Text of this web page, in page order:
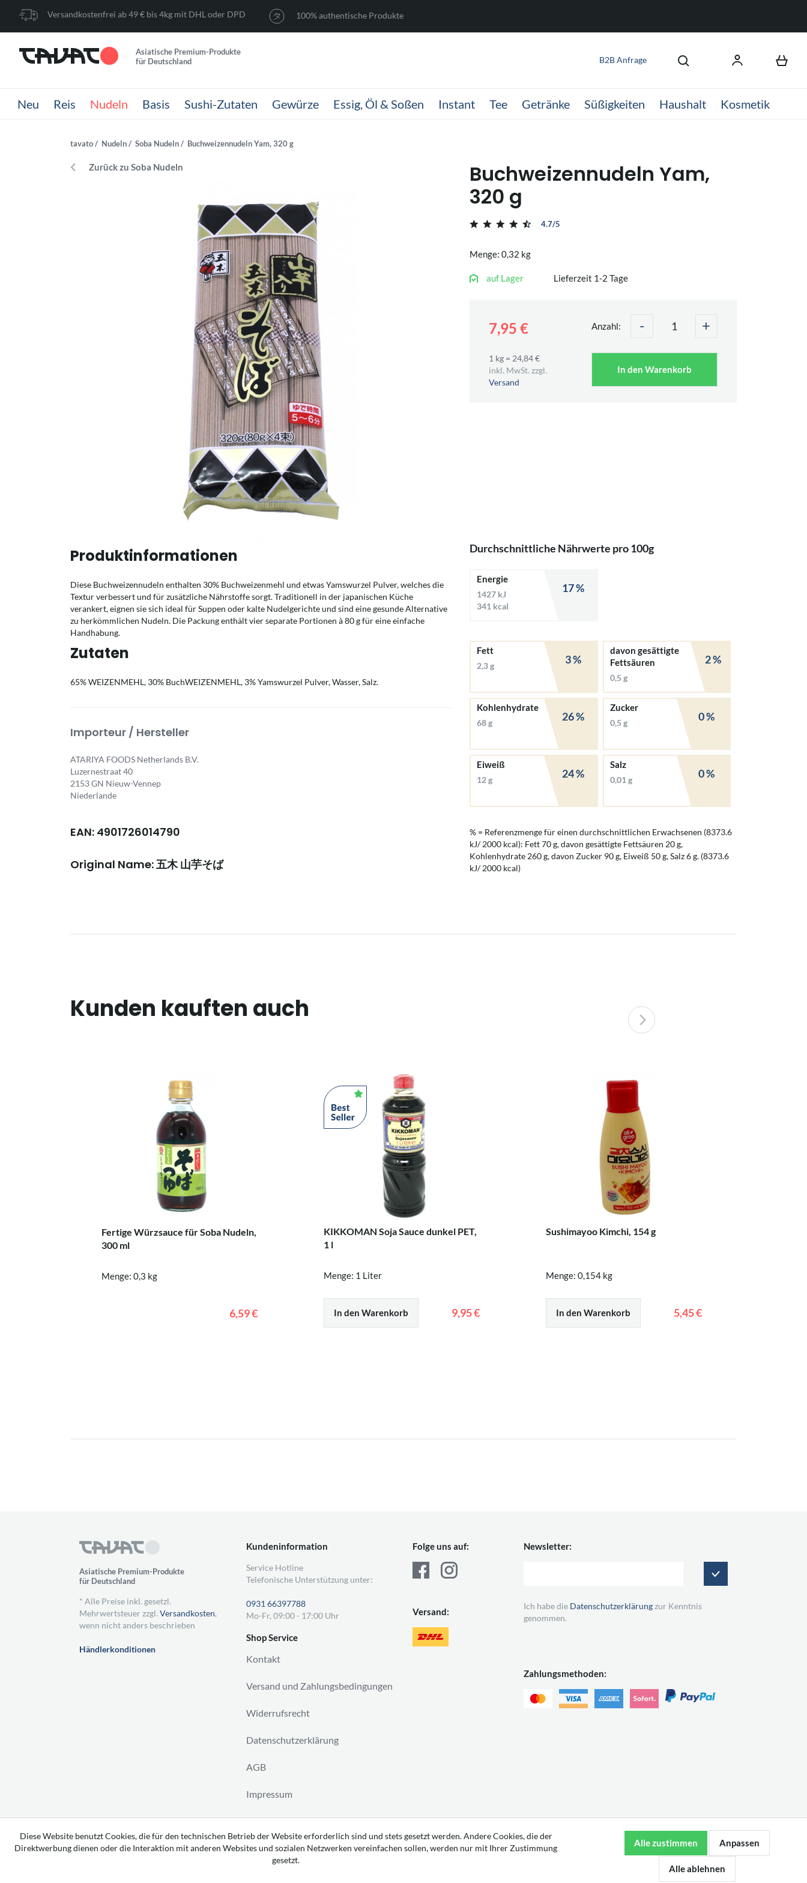
Versandkostenfrei ab 49 € bis 4kg mit DHL oder DPD 100% authentische Produkte
Asiatische Premium-Produkte
für Deutschland
B2B Anfrage
Neu Reis Nudeln Basis Sushi-Zutaten Gewürze Essig, Öl & Soßen Instant Tee Getränke Süßigkeiten Haushalt Kosmetik
tavato Nudeln Soba Nudeln Buchweizennudeln Yam, 320 g
Zurück zu Soba Nudeln
Buchweizennudeln Yam,
320 g
4.7/5
Menge: 0,32 kg
auf Lager Lieferzeit 1-2 Tage
7,95 € Anzahl: - +
1 kg = 24,84 €
inkl. MwSt. zzgl.
Versand
In den Warenkorb
Produktinformationen
Diese Buchweizennudeln enthalten 30% Buchweizenmehl und etwas Yamswurzel Pulver, welches die
Textur verbessert und für zusätzliche Nährstoffe sorgt. Traditionell in der japanischen Küche
verankert, eignen sie sich ideal für Suppen oder kalte Nudelgerichte und sind eine gesunde Alternative
zu herkömmlichen Nudeln. Die Packung enthält vier separate Portionen à 80 g für eine einfache
Handhabung.
Zutaten
65% WEIZENMEHL, 30% BuchWEIZENMEHL, 3% Yamswurzel Pulver, Wasser, Salz.
Importeur / Hersteller
ATARIYA FOODS Netherlands B.V.
Luzernestraat 40
2153 GN Nieuw-Vennep
Niederlande
EAN: 4901726014790
Original Name: 五木 山芋そば
Durchschnittliche Nährwerte pro 100g
Energie
1427 kJ
341 kcal
17 %
Fett
2,3 g 3 %
davon gesättigte
Fettsäuren
0,5 g
2 %
Kohlenhydrate
68 g 26 %
Zucker
0,5 g 0 %
Eiweiß
12 g 24 %
Salz
0,01 g 0 %
% = Referenzmenge für einen durchschnittlichen Erwachsenen (8373.6
kJ/ 2000 kcal): Fett 70 g, davon gesättigte Fettsäuren 20 g,
Kohlenhydrate 260 g, davon Zucker 90 g, Eiweiß 50 g, Salz 6 g. (8373.6
kJ/ 2000 kcal)
Kunden kauften auch
Fertige Würzsauce für Soba Nudeln,
300 ml
Menge: 0,3 kg
6,59 €
KIKKOMAN Soja Sauce dunkel PET,
1 l
Menge: 1 Liter
In den Warenkorb 9,95 €
Sushimayoo Kimchi, 154 g
Menge: 0,154 kg
In den Warenkorb 5,45 €
Asiatische Premium-Produkte
für Deutschland
* Alle Preise inkl. gesetzl.
Mehrwertsteuer zzgl. Versandkosten,
wenn nicht anders beschrieben
Händlerkonditionen
Kundeninformation
Service Hotline
Telefonische Unterstützung unter:
0931 66397788
Mo-Fr, 09:00 - 17:00 Uhr
Shop Service
Kontakt
Versand und Zahlungsbedingungen
Widerrufsrecht
Datenschutzerklärung
AGB
Impressum
Vertrag widerrufen
Folge uns auf:
Versand:
Newsletter:
Ich habe die Datenschutzerklärungzur Kenntnis
genommen.
Zahlungsmethoden:
Diese Website benutzt Cookies, die für den technischen Betrieb der Website erforderlich sind und stets gesetzt werden. Andere Cookies, die der
Direktwerbung dienen oder die Interaktion mit anderen Websites und sozialen Netzwerken vereinfachen sollen, werden nur mit Ihrer Zustimmung
gesetzt.